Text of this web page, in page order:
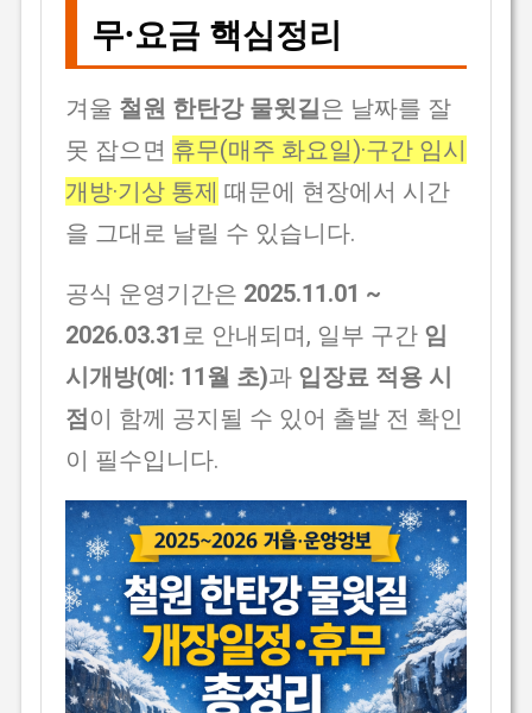
무·요금 핵심정리
겨울 철원 한탄강 물윗길은 날짜를 잘
못 잡으면 휴무(매주 화요일)·구간 임시
개방·기상 통제 때문에 현장에서 시간
을 그대로 날릴 수 있습니다.
공식 운영기간은 2025.11.01 ~
2026.03.31 로 안내되며, 일부 구간 임
시개방(예: 11월 초)과 입장료 적용 시
점 이 함께 공지될 수 있어 출발 전 확인
이 필수입니다.